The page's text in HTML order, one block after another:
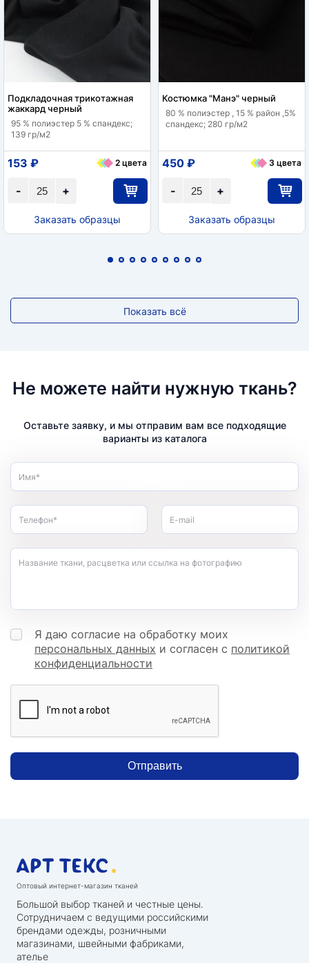
Подкладочная трикотажная
жаккард черный
95 % полиэстер 5 % спандекс;
139 гр/м2
+
-
153 ₽ 2 цвета
Заказать образцы
Костюмка "Манэ" черный
80 % полиэстер , 15 % район ,5%
спандекс; 280 гр/м2
+
-
450 ₽ 3 цвета
Заказать образцы
Показать всё
Не можете найти нужную ткань?
Оставьте заявку, и мы отправим вам все подходящие
варианты из каталога
Имя*
Телефон* E-mail
Название ткани, расцветка или ссылка на фотографию
Я даю согласие на обработку моих
персональных данных и согласен с политикой
конфиденциальности
Отправить
Оптовый интернет-магазин тканей
Большой выбор тканей и честные цены.
Сотрудничаем с ведущими российскими
брендами одежды, розничными
магазинами, швейными фабриками,
ателье